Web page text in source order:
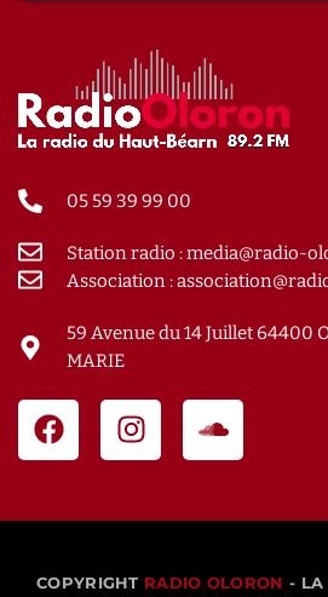
05 59 39 99 00
Station radio : media@radio-
Association :
59 Avenue du 14 Juillet 64400
MARIE
COPYRIGHT RADIO OLORON - LA